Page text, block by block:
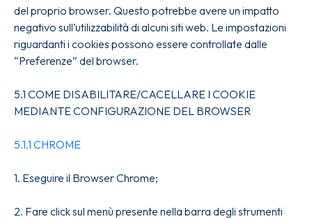
del proprio browser. Questo potrebbe avere un impatto
negativo sull’utilizzabilità di alcuni siti web. Le impostazioni
riguardanti i cookies possono essere controllate dalle
“Preferenze” del browser.
5.1 COME DISABILITARE/CACELLARE I COOKIE
MEDIANTE CONFIGURAZIONE DEL BROWSER
5.1.1 CHROME
1. Eseguire il Browser Chrome;
2. Fare click sul menù presente nella barra degli strumenti